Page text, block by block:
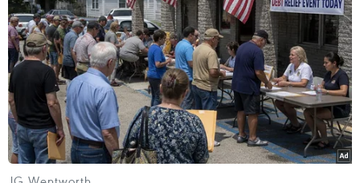
Trong một thông báo sáng 16/2 (giờ Việt Nam),
Ngoại trưởng Mỹ Antony Blinken nêu rõ
Washington phẫn nộ trước vụ tấn công rocket
cùng ngày vào khu vực người Kurd của Iraq.